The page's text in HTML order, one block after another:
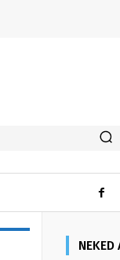
NEKED